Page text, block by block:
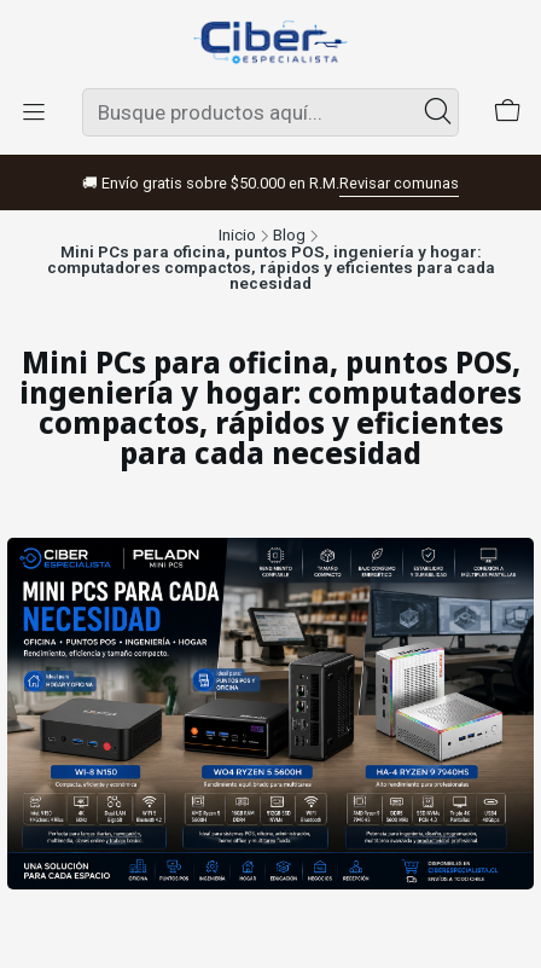
🚚 Envío gratis sobre $50.000 en R.M. Revisar comunas
Inicio
Blog
Mini PCs para oficina, puntos POS, ingeniería y hogar:
computadores compactos, rápidos y eficientes para cada
necesidad
Mini PCs para oficina, puntos POS,
ingeniería y hogar: computadores
compactos, rápidos y eficientes
para cada necesidad